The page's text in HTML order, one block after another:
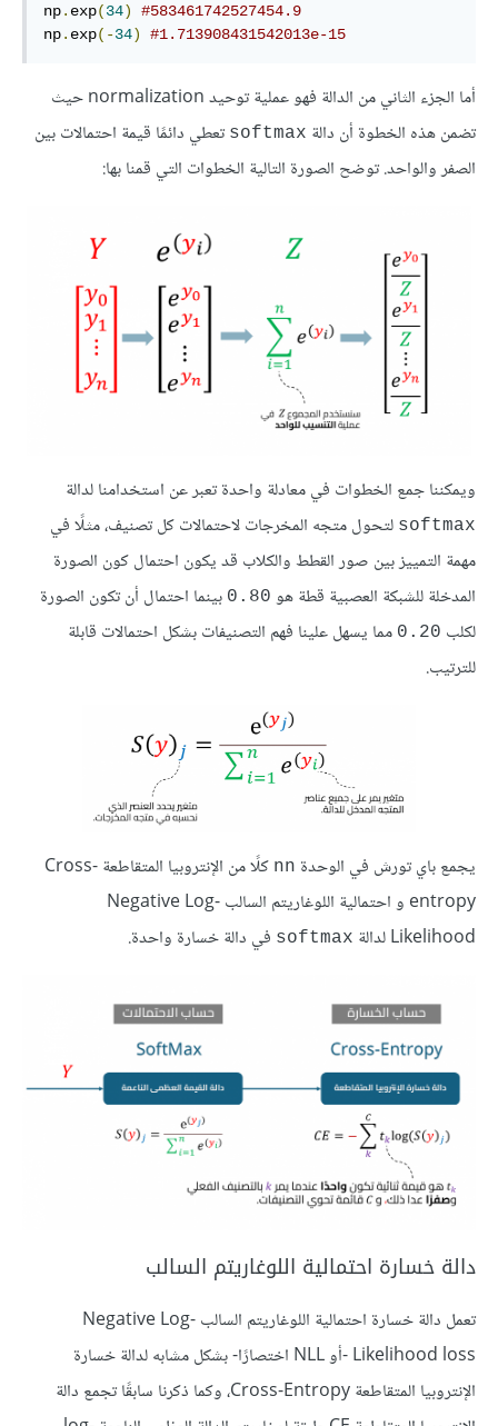
np. exp(34)
#583461742527454.9
np. exp(-34) #1.713908431542013e-15
أما الجزء الثاني من الدالة فهو عملية توحيد normalization حيث
تضمن هذه الخطوة أن دالة softmax تعطي دائمًا قيمة احتمالات بين
الصفر والواحد. توضح الصورة التالية الخطوات التي قمنا بها:
ويمكننا جمع الخطوات في معادلة واحدة تعبر عن استخدامنا لدالة
softmax لتحول متجه المخرجات لاحتمالات كل تصنيف، مثلًا في
مهمة التمييز بين صور القطط والكلاب قد يكون احتمال كون الصورة
المدخلة للشبكة العصبية قطة هو 0.80 بينما احتمال أن تكون الصورة
لكلب 0.20 مما يسهل علينا فهم التصنيفات بشكل احتمالات قابلة
للترتيب.
يجمع باي تورش في الوحدة nn
كلًا من الإنتروبيا المتقاطعة Cross-
entropy و احتمالية اللوغاريتم السالب Negative Log-
Likelihood لدالة
softmax في دالة خسارة واحدة.
دالة خسارة احتمالية اللوغاريتم السالب
تعمل دالة خسارة احتمالية اللوغاريتم السالب Negative Log-
Likelihood loss -أو NLL اختصارًا- بشكل مشابه لدالة خسارة
الإنتروبيا المتقاطعة Cross-Entropy، وكما ذكرنا سابقًا تجمع دالة